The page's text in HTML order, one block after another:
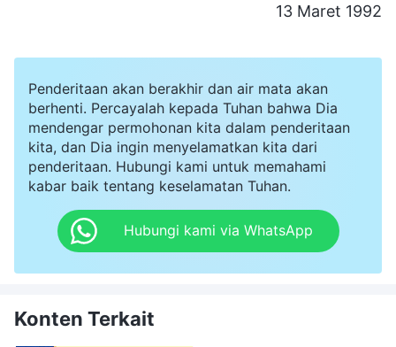
13 Maret 1992
Penderitaan akan berakhir dan air mata akan
berhenti. Percayalah kepada Tuhan bahwa Dia
mendengar permohonan kita dalam penderitaan
kita, dan Dia ingin menyelamatkan kita dari
penderitaan. Hubungi kami untuk memahami
kabar baik tentang keselamatan Tuhan.
Hubungi kami via WhatsApp
Konten Terkait